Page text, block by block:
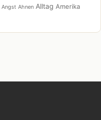
Angst Ahnen Alltag Amerika